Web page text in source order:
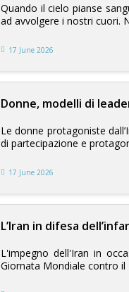
Quando il cielo pianse
ad avvolgere i nostri cuori.
17 June 2026
Donne, modelli di
Le donne protagoniste
di partecipazione e
17 June 2026
L’Iran in difesa
L'impegno dell'Iran in
Giornata Mondiale contro il